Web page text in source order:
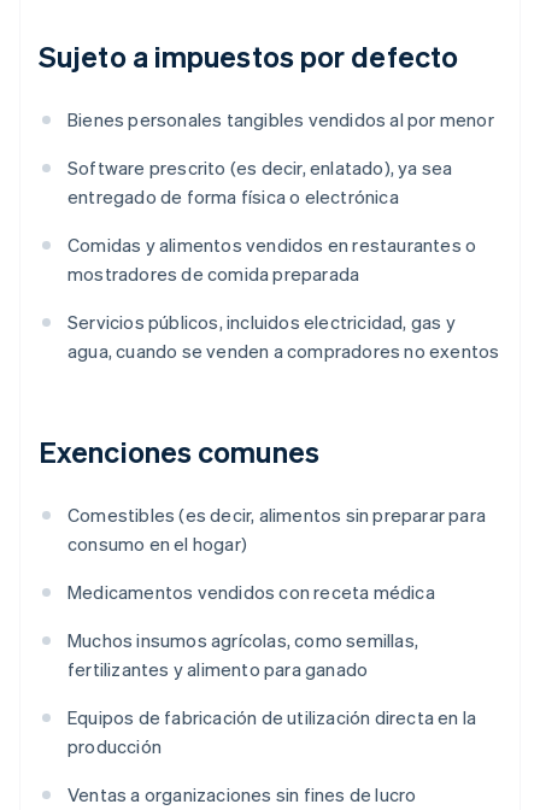
Sujeto a impuestos por defecto
Bienes personales tangibles vendidos al por menor
Software prescrito (es decir, enlatado), ya sea
entregado de forma física o electrónica
Comidas y alimentos vendidos en restaurantes o
mostradores de comida preparada
Servicios públicos, incluidos electricidad, gas y
agua, cuando se venden a compradores no exentos
Exenciones comunes
Comestibles (es decir, alimentos sin preparar para
consumo en el hogar)
Medicamentos vendidos con receta médica
Muchos insumos agrícolas, como semillas,
fertilizantes y alimento para ganado
Equipos de fabricación de utilización directa en la
producción
Ventas a organizaciones sin fines de lucro